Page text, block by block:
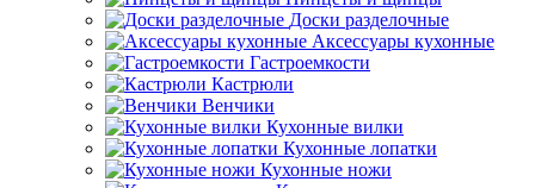
Доски разделочные
Аксессуары кухонные
Гастроемкости
Кастрюли
Венчики
Кухонные вилки
Кухонные лопатки
Кухонные ножи